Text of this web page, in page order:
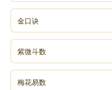
金口诀
紫微斗数
梅花易数